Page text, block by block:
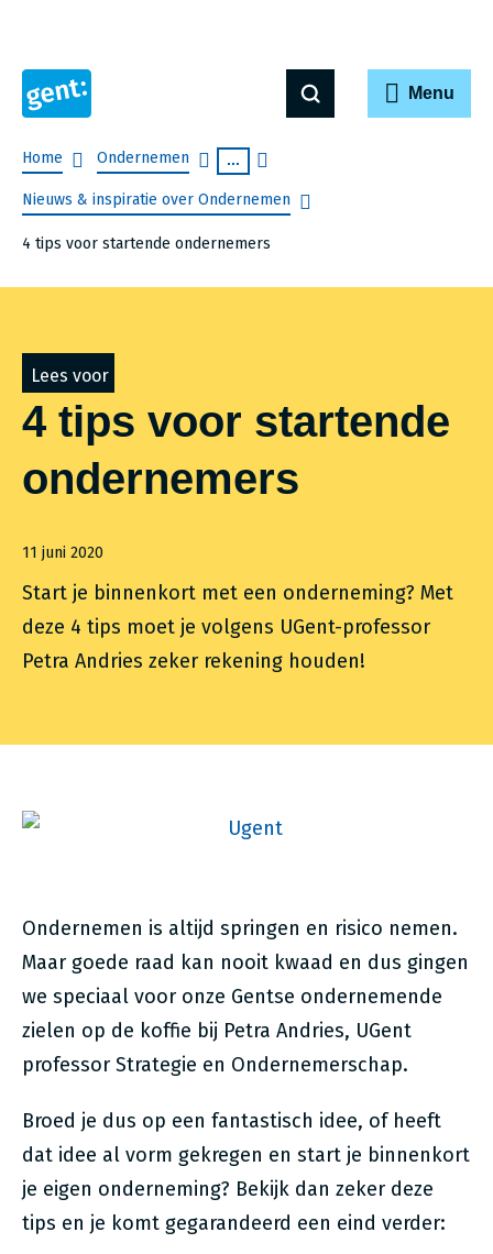
Menu
Breadcrumb
Home Ondernemen ...
Nieuws & inspiratie over Ondernemen
4 tips voor startende ondernemers
Lees voor
4 tips voor startende
ondernemers
11 juni 2020
Start je binnenkort met een onderneming? Met
deze 4 tips moet je volgens UGent-professor
Petra Andries zeker rekening houden!
Ondernemen is altijd springen en risico nemen.
Maar goede raad kan nooit kwaad en dus gingen
we speciaal voor onze Gentse ondernemende
zielen op de koffie bij Petra Andries, UGent
professor Strategie en Ondernemerschap.
Broed je dus op een fantastisch idee, of heeft
dat idee al vorm gekregen en start je binnenkort
je eigen onderneming? Bekijk dan zeker deze
tips en je komt gegarandeerd een eind verder: